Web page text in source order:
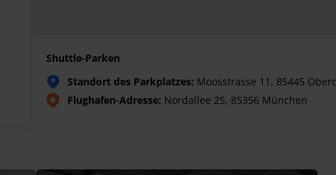
Shuttle-Parken
P Standort des Parkplatzes: Moosstrasse 11, 85445
Flughafen-Adresse: Nordallee 25, 85356 München